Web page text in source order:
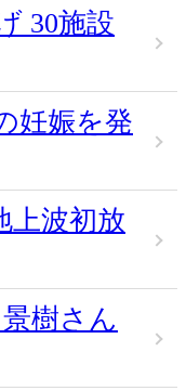
30施設
妊娠を発
上波初放
景樹さん